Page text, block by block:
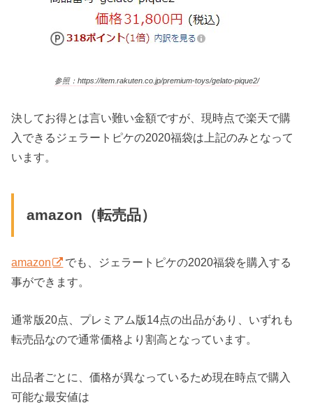
参照：https://item.rakuten.co.jp/premium-toys/gelato-pique2/
決してお得とは言い難い金額ですが、現時点で楽天で購
入できるジェラートピケの2020福袋は上記のみとなって
います。
amazon（転売品）
amazon
でも、ジェラートピケの2020福袋を購入する
事ができます。
通常版20点、プレミアム版14点の出品があり、いずれも
転売品なので通常価格より割高となっています。
出品者ごとに、価格が異なっているため現在時点で購入
可能な最安値は